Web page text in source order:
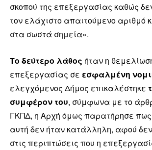
σκοπού της επεξεργασίας καθώς
τον ελάχιστο απαιτούμενο αριθμό
στα σωστά σημεία».
Το δεύτερο λάθος ήταν η
επεξεργασίας σε εσφαλμένη
ελεγχόμενος Δήμος επικαλέστηκε
συμφέρον του, σύμφωνα με το
ΓΚΠΔ, η Αρχή όμως παρατήρησε πως
αυτή δεν ήταν κατάλληλη, αφού
στις περιπτώσεις που η